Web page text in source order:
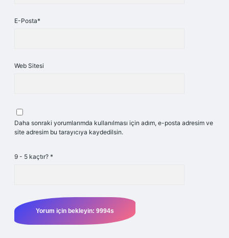
E-Posta*
Web Sitesi
Daha sonraki yorumlarımda kullanılması için adım, e-posta adresim ve
site adresim bu tarayıcıya kaydedilsin.
9 - 5 kaçtır? *